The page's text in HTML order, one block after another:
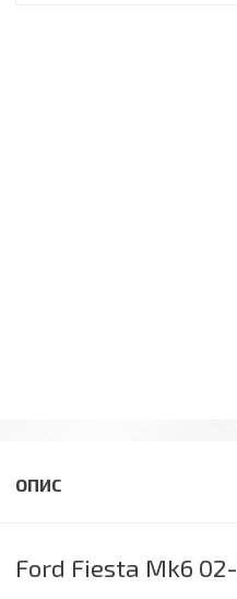
Ford Fiesta Mk6